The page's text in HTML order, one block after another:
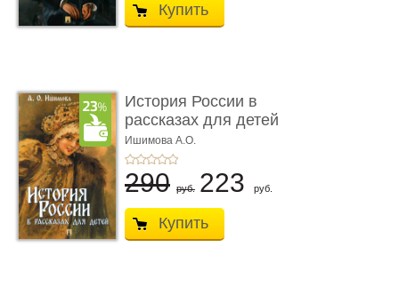
Купить
История России в
рассказах для детей
Ишимова А.О.
290 руб. 223 руб.
Купить